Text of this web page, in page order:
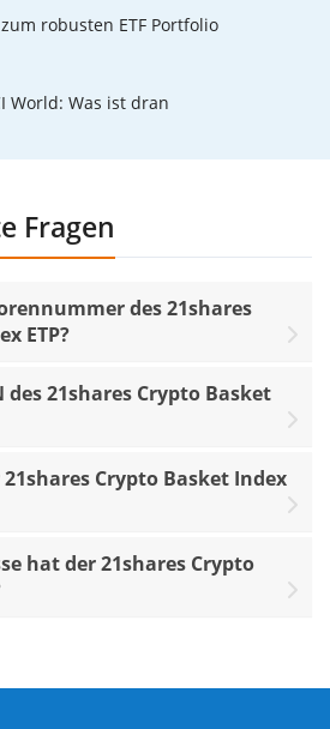
robusten ETF Portfolio
World: Was ist dran
Fragen
des 21shares
ETP?
des 21shares Crypto Basket
Crypto Basket Index
hat der 21shares Crypto